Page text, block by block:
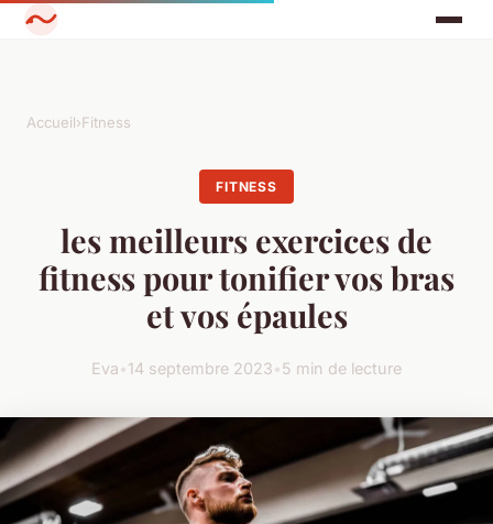
Accueil›Fitness
FITNESS
les meilleurs exercices de
fitness pour tonifier vos bras
et vos épaules
Eva•14 septembre 2023•5 min de lecture